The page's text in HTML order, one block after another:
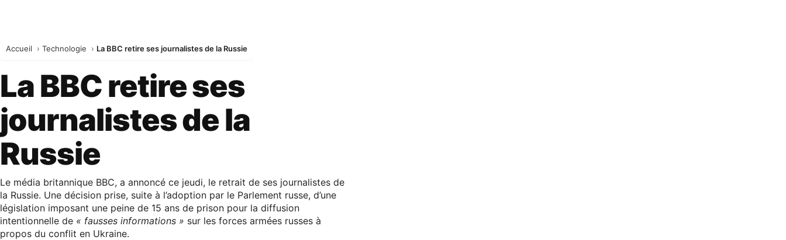
Accueil Technologie La BBC retire ses journalistes de la Russie
La BBC retire ses
journalistes de la
Russie
Le média britannique BBC, a annoncé ce jeudi, le retrait de ses journalistes de
la Russie. Une décision prise, suite à l’adoption par le Parlement russe, d’une
législation imposant une peine de 15 ans de prison pour la diffusion
intentionnelle de « fausses informations » sur les forces armées russes à
propos du conflit en Ukraine.